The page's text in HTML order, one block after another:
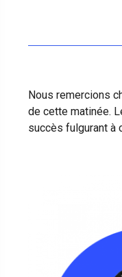
Nous remercions
de cette matinée.
succès fulgurant à